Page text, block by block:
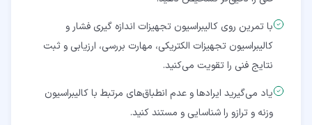
با تمرین روی کالیبراسیون تجهیزات اندازه گیری فشار و
کالیبراسیون تجهیزات الکتریکی، مهارت بررسی، ارزیابی و ثبت
نتایج فنی را تقویت می‌کنید.
یاد می‌گیرید ایرادها و عدم انطباق‌های مرتبط با کالیبراسیون
وزنه و ترازو را شناسایی و مستند کنید.